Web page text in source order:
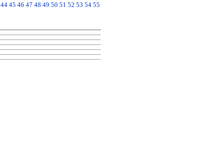
44 45 46 47 48 49 50 51 52 53 54 55